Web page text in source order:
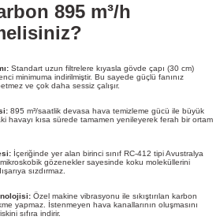
895 m³/h
Standart uzun filtrelere kıyasla gövde çapı (30 cm)
minimuma indirilmiştir. Bu sayede güçlü fanınız
ve çok daha sessiz çalışır.
895 m³/saatlik devasa hava temizleme gücü ile büyük
havayı kısa sürede tamamen yenileyerek ferah bir ortam
İçeriğinde yer alan birinci sınıf RC-412 tipi Avustralya
gözenekler sayesinde koku moleküllerini
sızdırmaz.
Özel makine vibrasyonu ile sıkıştırılan karbon
yapmaz. İstenmeyen hava kanallarının oluşmasını
sıfıra indirir.